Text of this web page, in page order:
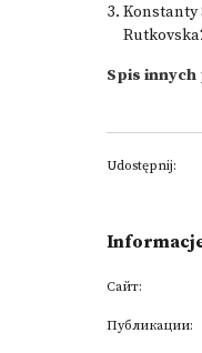
Konstanty
Spis
Udostępnij:
Сайт:
Публикации: